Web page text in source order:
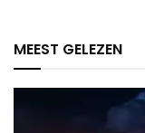
MEEST GELEZEN